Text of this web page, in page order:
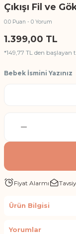
Nevresim Takımları
Çıkışı Fil ve
0.0 Puan - 0 Yorum
1.399,00 TL
*149,77 TL den başlayan
Bebek İsmini Yazınız
Fiyat Alarmı
Ürün Bilgisi
Yorumlar